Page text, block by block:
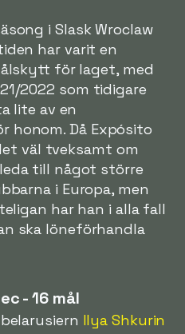
i Slask Wroclaw
har varit en
för laget, med
2022 som tidigare
lite av en
honom. Då Expósito
väl tveksamt om
till något större
i Europa, men
har han i alla fall
ska löneförhandla
- 16 mål
Ilya Shkurin